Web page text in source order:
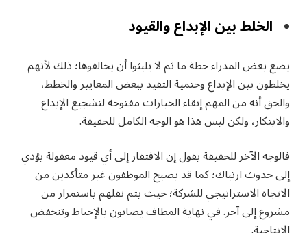
الخلط بين الإبداع والقيود
يضع بعض المدراء خطة ما ثم لا يلبثوا أن يخالفوها؛ ذلك لأنهم
يخلطون بين الإبداع وحتمية التقيد ببعض المعايير والخطط،
والحق أنه من المهم إبقاء الخيارات مفتوحة لتشجيع الإبداع
والابتكار، ولكن ليس هذا هو الوجه الكامل للحقيقة.
فالوجه الآخر للحقيقة يقول إن الافتقار إلى أي قيود معقولة يؤدي
إلى حدوث ارتباك؛ كما قد يصبح الموظفون غير متأكدين من
الاتجاه الاستراتيجي للشركة؛ حيث يتم نقلهم باستمرار من
مشروع إلى آخر. في نهاية المطاف يصابون بالإحباط وتنخفض